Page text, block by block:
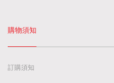
購物須知
訂購須知